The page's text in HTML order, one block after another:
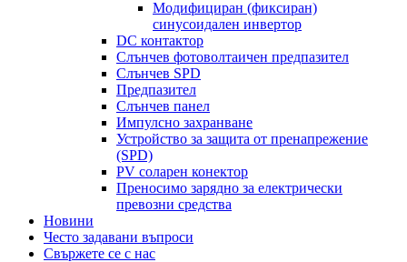
Модифициран (фиксиран)
синусоидален инвертор
DC контактор
Слънчев фотоволтаичен предпазител
Слънчев SPD
Предпазител
Слънчев панел
Импулсно захранване
Устройство за защита от пренапрежение
(SPD)
PV соларен конектор
Преносимо зарядно за електрически
превозни средства
Новини
Често задавани въпроси
Свържете се с нас